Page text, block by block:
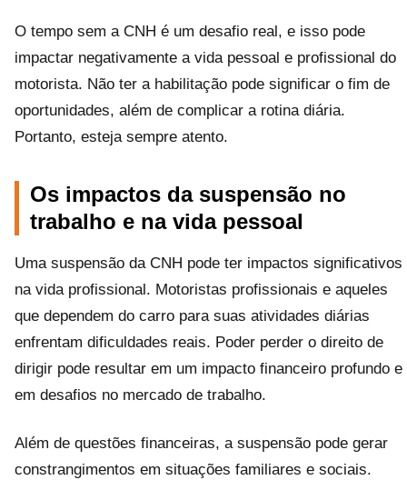
O tempo sem a CNH é um desafio real, e isso pode
impactar negativamente a vida pessoal e profissional do
motorista. Não ter a habilitação pode significar o fim de
oportunidades, além de complicar a rotina diária.
Portanto, esteja sempre atento.
Os impactos da suspensão no
trabalho e na vida pessoal
Uma suspensão da CNH pode ter impactos significativos
na vida profissional. Motoristas profissionais e aqueles
que dependem do carro para suas atividades diárias
enfrentam dificuldades reais. Poder perder o direito de
dirigir pode resultar em um impacto financeiro profundo e
em desafios no mercado de trabalho.
Além de questões financeiras, a suspensão pode gerar
constrangimentos em situações familiares e sociais.